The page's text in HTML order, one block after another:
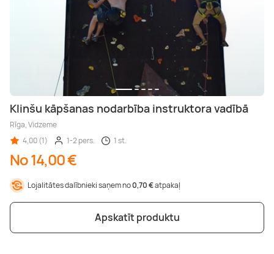
Klinšu kāpšanas nodarbība instruktora vadībā
Rīga, Vidzeme
4,00 (1)
1-2 pers. 1 st.
No 14,00 €
Lojalitātes dalībnieki saņem no0,70 €atpakaļ
Apskatīt produktu